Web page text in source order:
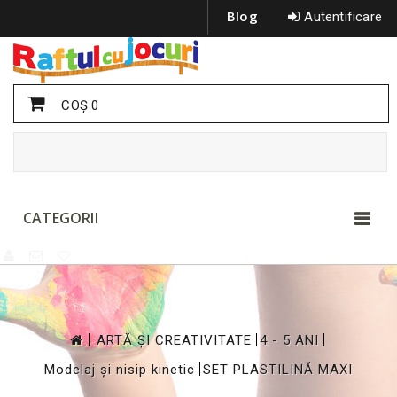
Autentificare
Blog
COŞ0
CATEGORII
>
ARTĂ ȘI CREATIVITATE
>
4 - 5 ANI
Modelaj și nisip kinetic SET PLASTILINĂ MAXI